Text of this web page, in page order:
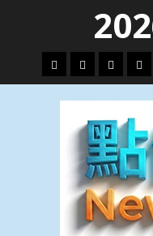
content頭
條
財
經
地
方.
會
文
教.
技